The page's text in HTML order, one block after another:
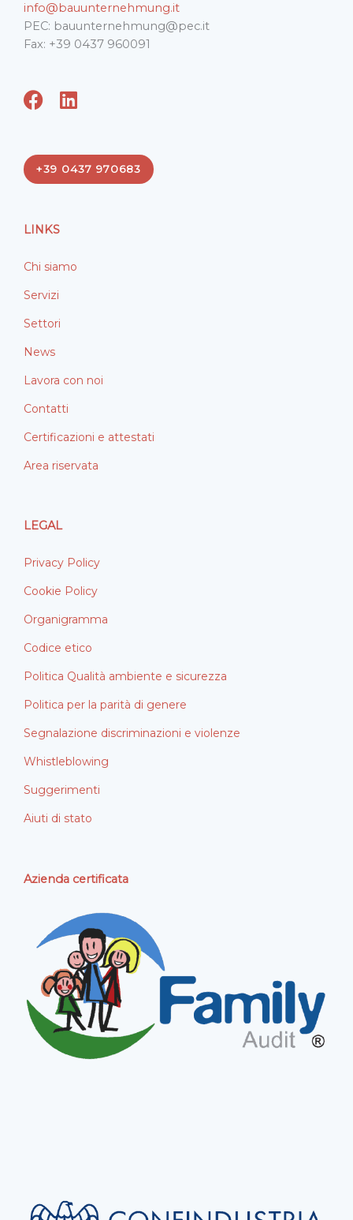
info@bauunternehmung.it
PEC: bauunternehmung@pec.it
Fax: +39 0437 960091
F
e
b
k
L
k
e
+39 0437 970683
LINKS
Chi siamo
Servizi
Settori
News
Lavora con noi
Contatti
Certificazioni e attestati
Area riservata
LEGAL
Privacy Policy
Cookie Policy
Organigramma
Codice etico
Politica Qualità ambiente e sicurezza
Politica per la parità di genere
Segnalazione discriminazioni e violenze
Whistleblowing
Suggerimenti
Aiuti di stato
Azienda certificata